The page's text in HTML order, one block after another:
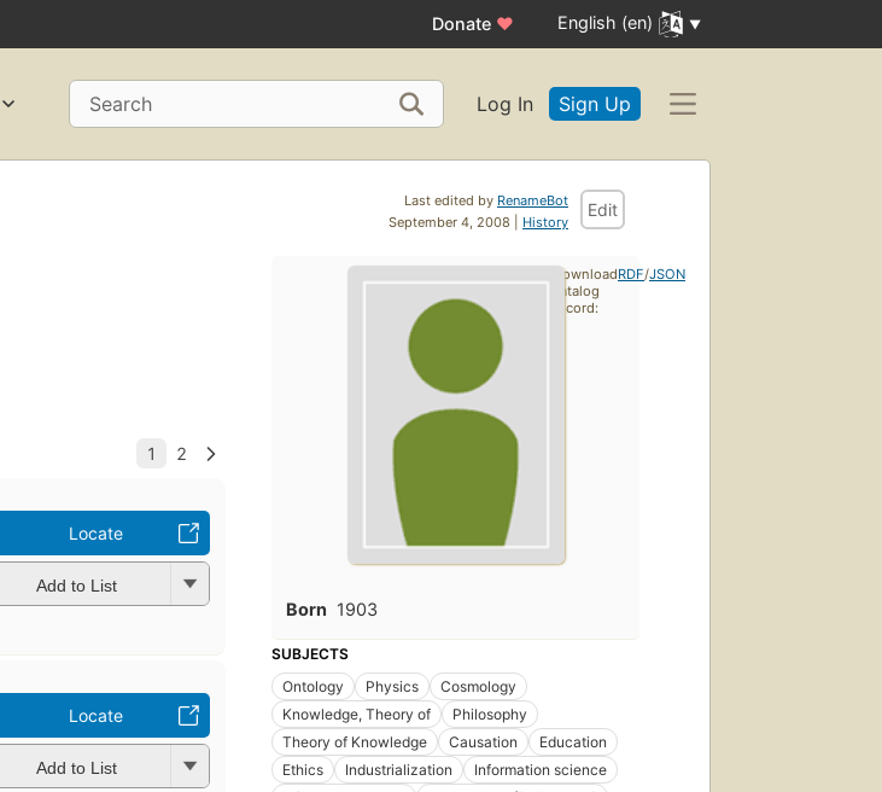
Donate ♥ English (en)
Search Log In Sign Up
Last edited by RenameBot
September 4, 2008 | History
Edit
Locate
Add to List
Locate
Add to List
Born 1903
SUBJECTS
Ontology
Physics
Cosmology
Knowledge, Theory of
Philosophy
Theory of Knowledge
Causation
Education
Ethics
Industrialization
Information science
Download
catalog
record:
RDF/JSON